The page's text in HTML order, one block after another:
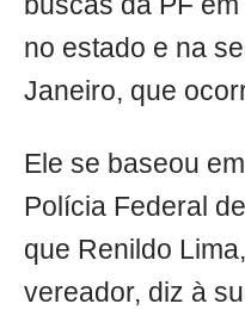
no estado e na
Janeiro, que
Ele se baseou
Polícia Federal
que Renildo
vereador, diz à